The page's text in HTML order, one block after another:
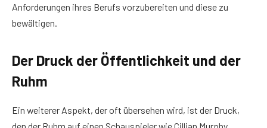
Anforderungen ihres Berufs vorzubereiten und diese zu
bewältigen.
Der Druck der Öffentlichkeit und der
Ruhm
Ein weiterer Aspekt, der oft übersehen wird, ist der Druck,